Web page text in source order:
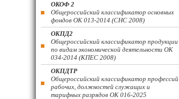
ОКОФ 2
Общероссийский классификатор основных
фондов ОК 013-2014 (СНС 2008)
ОКПД2
Общероссийский классификатор продукции
по видам экономической деятельности ОК
034-2014 (КПЕС 2008)
ОКПДТР
Общероссийский классификатор профессий
рабочих, должностей служащих и
тарифных разрядов ОК 016-2025